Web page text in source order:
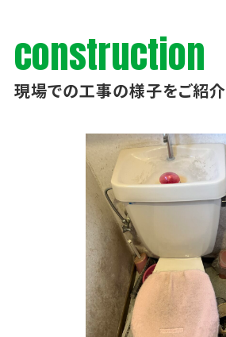
construction
現場での工事の様子をご紹介